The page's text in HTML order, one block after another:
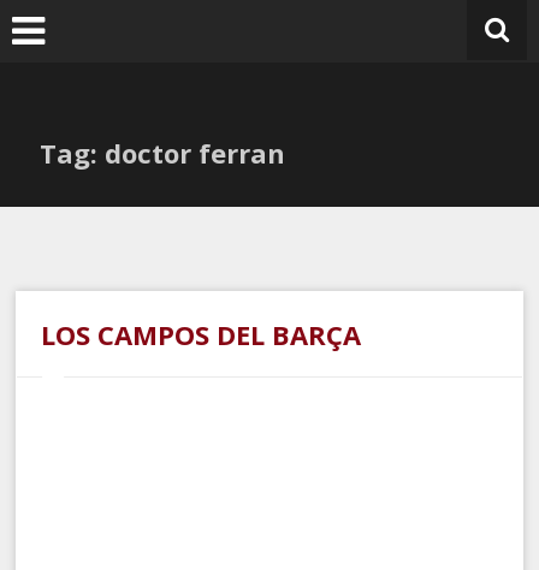
Ir
al
Tag: doctor ferran
LOS CAMPOS DEL BARÇA